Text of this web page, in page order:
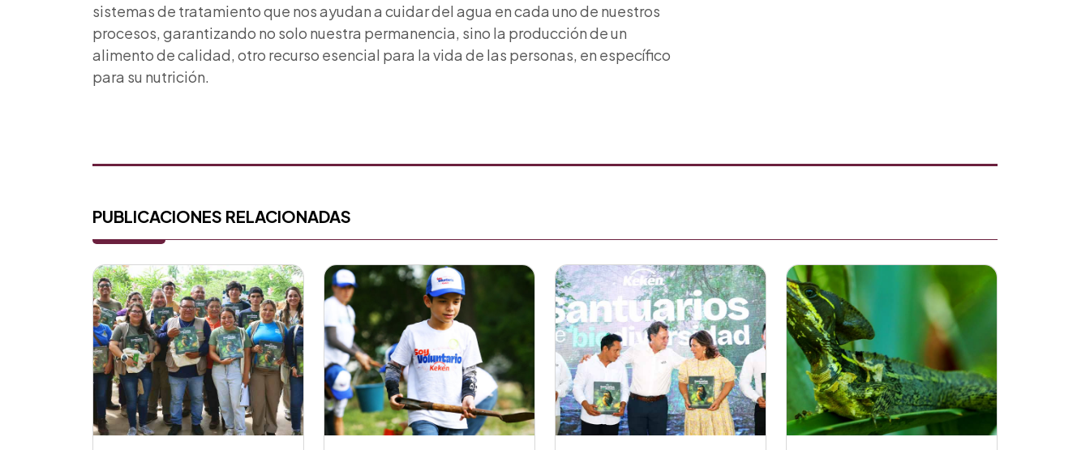
sistemas de tratamiento que nos ayudan a cuidar del agua en cada uno de nuestros
procesos, garantizando no solo nuestra permanencia, sino la producción de un
alimento de calidad, otro recurso esencial para la vida de las personas, en específico
para su nutrición.
PUBLICACIONES RELACIONADAS